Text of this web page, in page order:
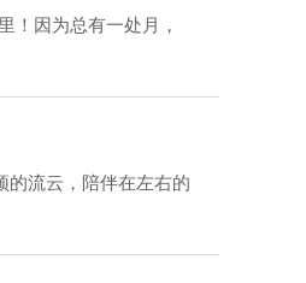
！因为总有一处月，
的流云，陪伴在左右的